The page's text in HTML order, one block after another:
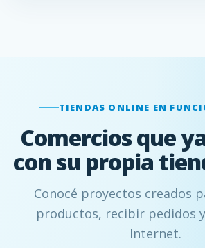
TIENDAS ONLINE EN
Comercios que
con su propia
Conocé proyectos creados
productos, recibir pedidos
Internet.